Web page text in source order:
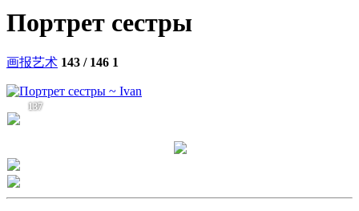
Портрет сестры
画报艺术 143 / 146 1
137